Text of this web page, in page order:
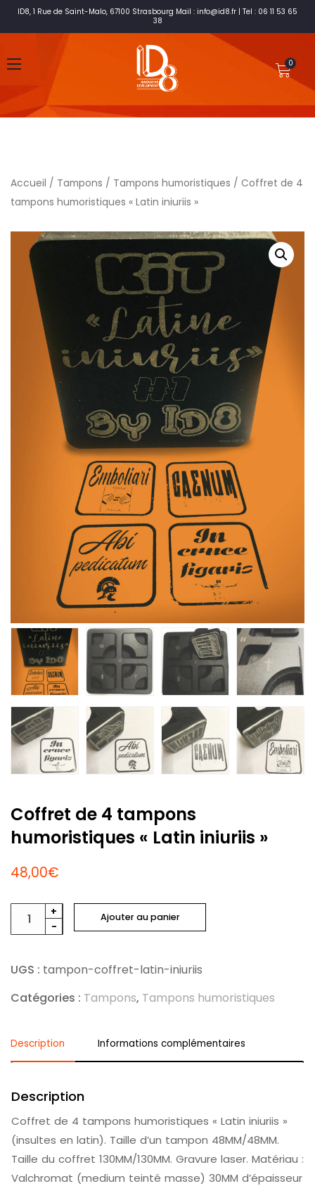
ID8, 1 Rue de Saint-Malo, 67100 Strasbourg Mail : info@id8.fr | Tel : 06 11 53 65
38
Accueil / Tampons / Tampons humoristiques / Coffret de 4
tampons humoristiques « Latin iniuriis »
Coffret de 4 tampons
humoristiques « Latin iniuriis »
48,00€
+
-
Ajouter au panier
UGS : tampon-coffret-latin-iniuriis
Catégories : Tampons, Tampons humoristiques
Description Informations complémentaires
Description
Coffret de 4 tampons humoristiques « Latin iniuriis »
(insultes en latin). Taille d’un tampon 48MM/48MM.
Taille du coffret 130MM/130MM. Gravure laser. Matériau :
Valchromat (medium teinté masse) 30MM d’épaisseur